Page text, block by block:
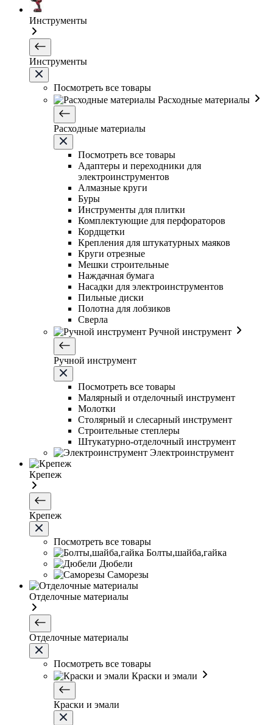
Инструменты
Инструменты
Посмотреть все товары
Расходные материалы
Расходные материалы
Посмотреть все товары
Адаптеры и переходники для
электроинструментов
Алмазные круги
Буры
Инструменты для плитки
Комплектующие для перфораторов
Кордщетки
Крепления для штукатурных маяков
Круги отрезные
Мешки строительные
Наждачная бумага
Насадки для электроинструментов
Пильные диски
Полотна для лобзиков
Сверла
Ручной инструмент
Ручной инструмент
Посмотреть все товары
Малярный и отделочный инструмент
Молотки
Столярный и слесарный инструмент
Строительные степлеры
Штукатурно-отделочный инструмент
Электроинструмент
Крепеж
Крепеж
Посмотреть все товары
Болты,шайба,гайка
Дюбели
Саморезы
Отделочные материалы
Отделочные материалы
Посмотреть все товары
Краски и эмали
Краски и эмали